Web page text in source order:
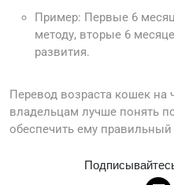
Пример: Первые 6
методу, вторые 6
развития.
Перевод возраста кошек на
владельцам лучше понять
обеспечить ему